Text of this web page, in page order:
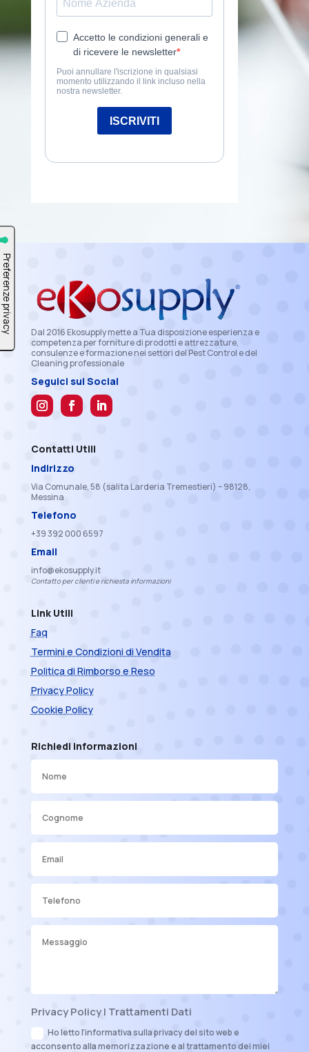
Dal 2016 Ekosupply mette a Tua disposizione esperienza e
competenza per forniture di prodotti e attrezzature,
consulenze e formazione nei settori del Pest Control e del
Cleaning professionale
Seguici sui Social
Contatti Utili
Indirizzo
Via Comunale, 58 (salita Larderia Tremestieri) – 98128,
Messina
Telefono
+39 392 000 6597
Email
info@ekosupply.it
Contatto per clienti e richiesta informazioni
Link Utili
Faq
Termini e Condizioni di Vendita
Politica di Rimborso e Reso
Privacy Policy
Cookie Policy
Richiedi informazioni
Privacy Policy | Trattamenti Dati
Ho letto l'informativa sulla privacy del sito web e
acconsento alla memorizzazione e al trattamento dei miei